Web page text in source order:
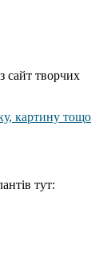
сайт творчих
тут: